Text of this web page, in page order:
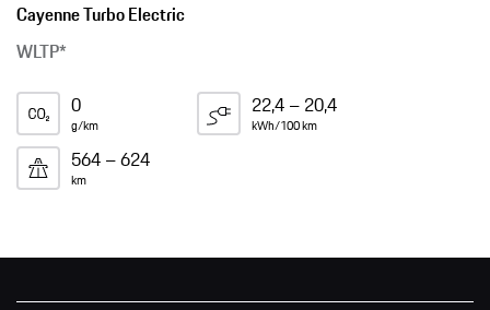
Cayenne Turbo Electric
WLTP*
0
g/km
22,4 – 20,4
kWh/100 km
564 – 624
km